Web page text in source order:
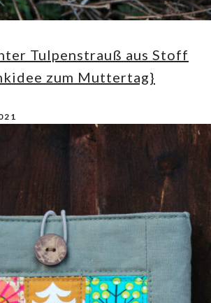
Tulpenstrauß aus Stoff
zum Muttertag}